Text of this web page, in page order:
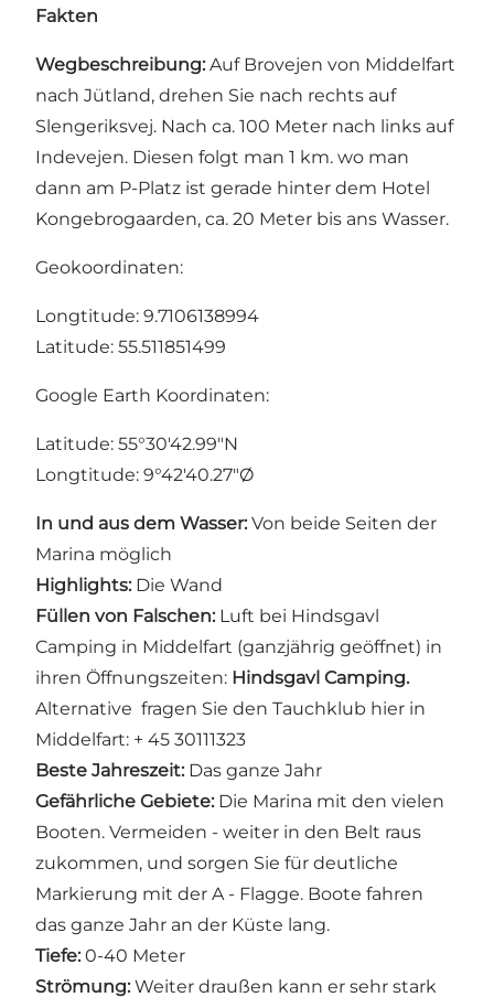
Fakten
Wegbeschreibung: Auf Brovejen von Middelfart
nach Jütland, drehen Sie nach rechts auf
Slengeriksvej. Nach ca. 100 Meter nach links auf
Indevejen. Diesen folgt man 1 km. wo man
dann am P-Platz ist gerade hinter dem Hotel
Kongebrogaarden, ca. 20 Meter bis ans Wasser.
Geokoordinaten:
Longtitude: 9.7106138994
Latitude: 55.511851499
Google Earth Koordinaten:
Latitude: 55°30'42.99"N
Longtitude: 9°42'40.27"Ø
In und aus dem Wasser: Von beide Seiten der
Marina möglich
Highlights: Die Wand
Füllen von Falschen: Luft bei Hindsgavl
Camping in Middelfart (ganzjährig geöffnet) in
ihren Öffnungszeiten: Hindsgavl Camping.
Alternative fragen Sie den Tauchklub hier in
Middelfart: + 45 30111323
Beste Jahreszeit: Das ganze Jahr
Gefährliche Gebiete: Die Marina mit den vielen
Booten. Vermeiden - weiter in den Belt raus
zukommen, und sorgen Sie für deutliche
Markierung mit der A - Flagge. Boote fahren
das ganze Jahr an der Küste lang.
Tiefe: 0-40 Meter
Strömung: Weiter draußen kann er sehr stark